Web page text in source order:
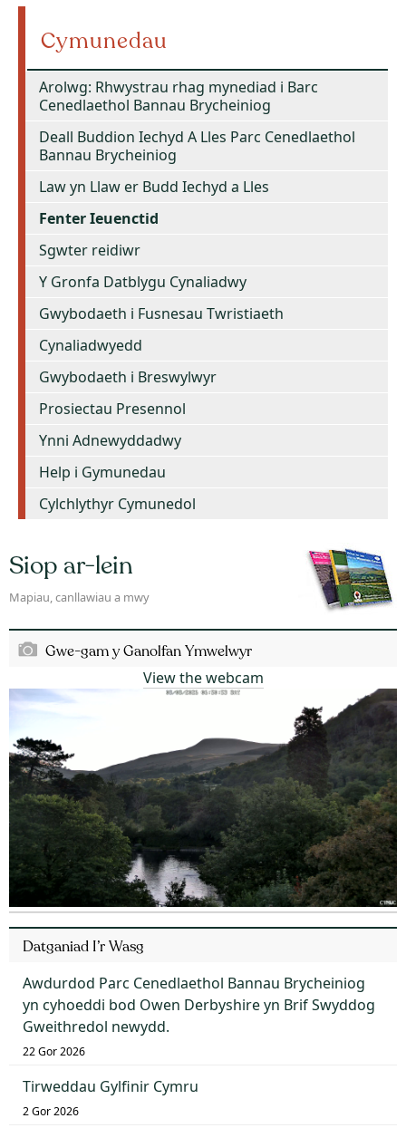
Cymunedau
Arolwg: Rhwystrau rhag mynediad i Barc
Cenedlaethol Bannau Brycheiniog
Deall Buddion Iechyd A Lles Parc Cenedlaethol
Bannau Brycheiniog
Law yn Llaw er Budd Iechyd a Lles
Fenter Ieuenctid
Sgwter reidiwr
Y Gronfa Datblygu Cynaliadwy
Gwybodaeth i Fusnesau Twristiaeth
Cynaliadwyedd
Gwybodaeth i Breswylwyr
Prosiectau Presennol
Ynni Adnewyddadwy
Help i Gymunedau
Cylchlythyr Cymunedol
Siop ar-lein
Mapiau, canllawiau a mwy
Gwe-gam y Ganolfan Ymwelwyr
View the webcam
Datganiad I’r Wasg
Awdurdod Parc Cenedlaethol Bannau Brycheiniog
yn cyhoeddi bod Owen Derbyshire yn Brif Swyddog
Gweithredol newydd.
22 Gor 2026
Tirweddau Gylfinir Cymru
2 Gor 2026